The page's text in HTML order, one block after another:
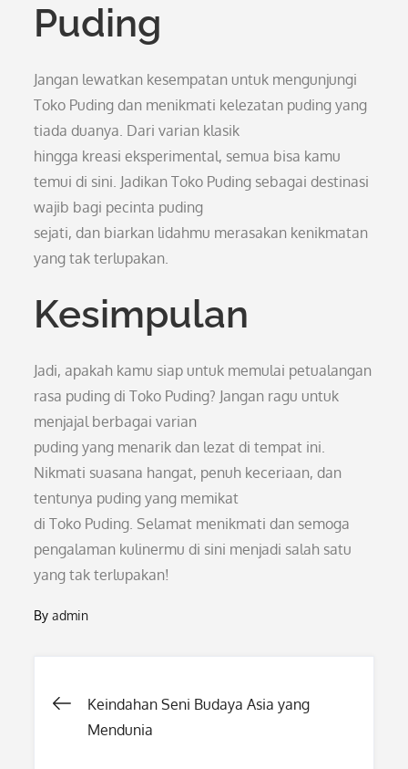
Puding
Jangan lewatkan kesempatan untuk mengunjungi
Toko Puding dan menikmati kelezatan puding yang
tiada duanya. Dari varian klasik
hingga kreasi eksperimental, semua bisa kamu
temui di sini. Jadikan Toko Puding sebagai destinasi
wajib bagi pecinta puding
sejati, dan biarkan lidahmu merasakan kenikmatan
yang tak terlupakan.
Kesimpulan
Jadi, apakah kamu siap untuk memulai petualangan
rasa puding di Toko Puding? Jangan ragu untuk
menjajal berbagai varian
puding yang menarik dan lezat di tempat ini.
Nikmati suasana hangat, penuh keceriaan, dan
tentunya puding yang memikat
di Toko Puding. Selamat menikmati dan semoga
pengalaman kulinermu di sini menjadi salah satu
yang tak terlupakan!
Byadmin
Post
Keindahan Seni Budaya Asia yang
Mendunia